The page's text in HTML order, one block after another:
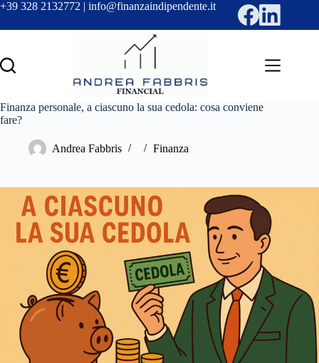
Salta
contenuto
+39 328 2132772 | info@finanzaindipendente.it
Finanza personale, a ciascuno la sua cedola: cosa conviene
fare?
Andrea Fabbris Finanza